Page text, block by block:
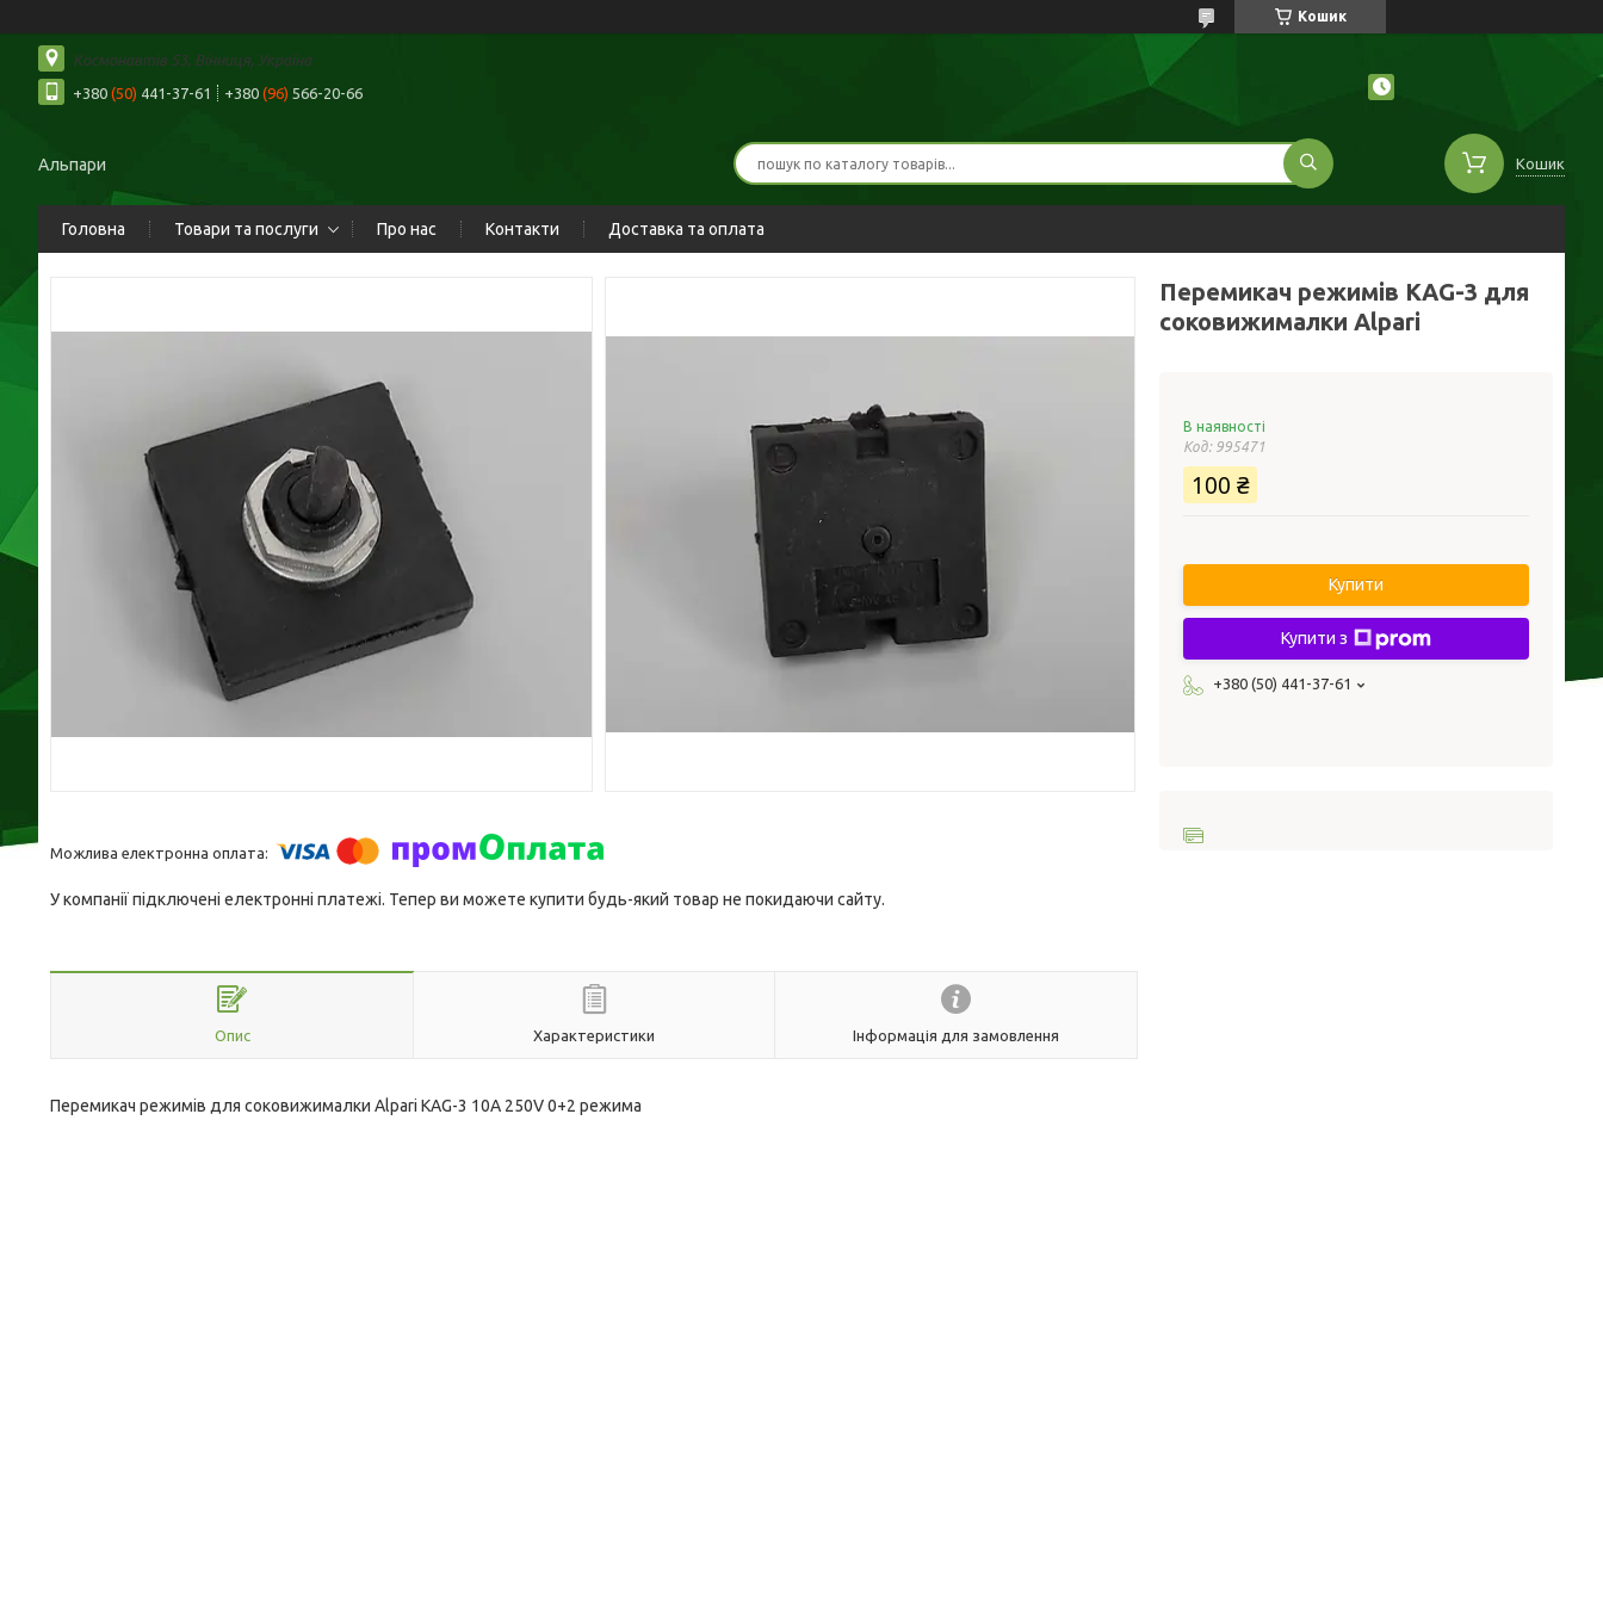
Кошик
Космонавтів 53, Вінниця, Україна
+380 (50) 441-37-61 +380 (96) 566-20-66
Альпари Кошик
Головна Товари та послуги Про нас Контакти Доставка та оплата
У компанії підключені електронні платежі. Тепер ви можете купити будь-який товар не покидаючи сайту.
Опис Характеристики Інформація для замовлення
Перемикач режимів для соковижималки Alpari KAG-3 10A 250V 0+2 режима
Перемикач режимів KAG-3 для
соковижималки Alpari
В наявності
Код: 995471
100 ₴
Купити
Купити з
+380 (50) 441-37-61